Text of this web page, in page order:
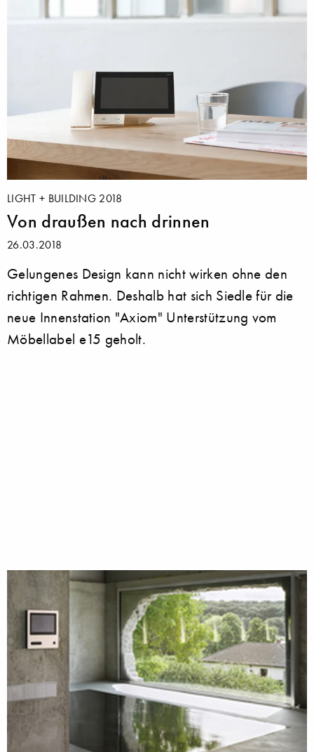
LIGHT + BUILDING 2018
Von draußen nach drinnen
26.03.2018
Gelungenes Design kann nicht wirken ohne den
richtigen Rahmen. Deshalb hat sich Siedle für die
neue Innenstation "Axiom" Unterstützung vom
Möbellabel e15 geholt.